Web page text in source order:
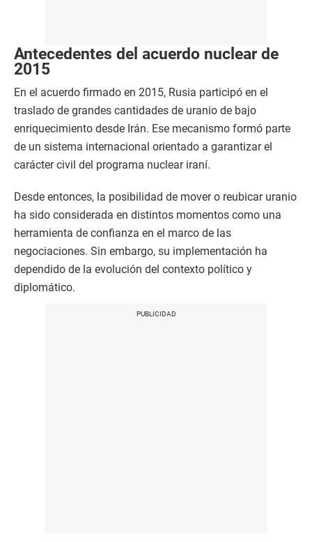
Antecedentes del acuerdo nuclear de
2015
En el acuerdo firmado en 2015, Rusia participó en el
traslado de grandes cantidades de uranio de bajo
enriquecimiento desde Irán. Ese mecanismo formó parte
de un sistema internacional orientado a garantizar el
carácter civil del programa nuclear iraní.
Desde entonces, la posibilidad de mover o reubicar uranio
ha sido considerada en distintos momentos como una
herramienta de confianza en el marco de las
negociaciones. Sin embargo, su implementación ha
dependido de la evolución del contexto político y
diplomático.